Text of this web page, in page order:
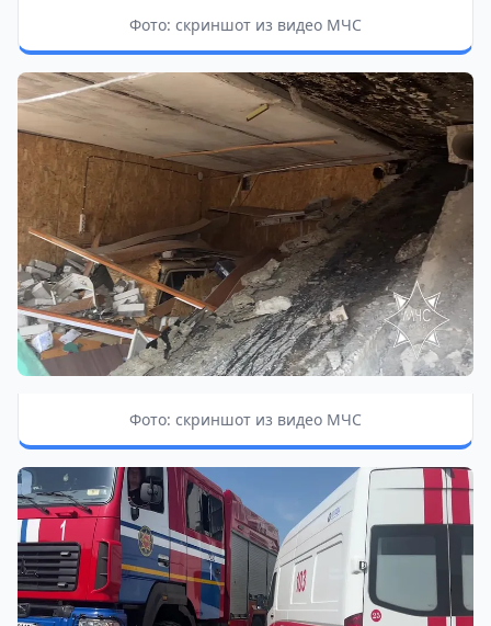
Фото: скриншот из видео МЧС
Фото: скриншот из видео МЧС